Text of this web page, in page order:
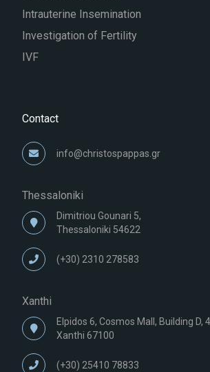
Intrauterine Insemination
Investigation of Fertility
IVF
Contact
info@christospappas.gr
Thessaloniki
Dimitriou Gounari 5,
Thessaloniki 54622
(+30) 2310 278583
Xanthi
Elpidos 6, Cosmos Mall, Building D,
Xanthi 67100
(+30) 25410 78833